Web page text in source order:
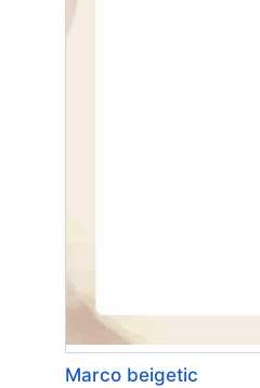
Marco beigetic